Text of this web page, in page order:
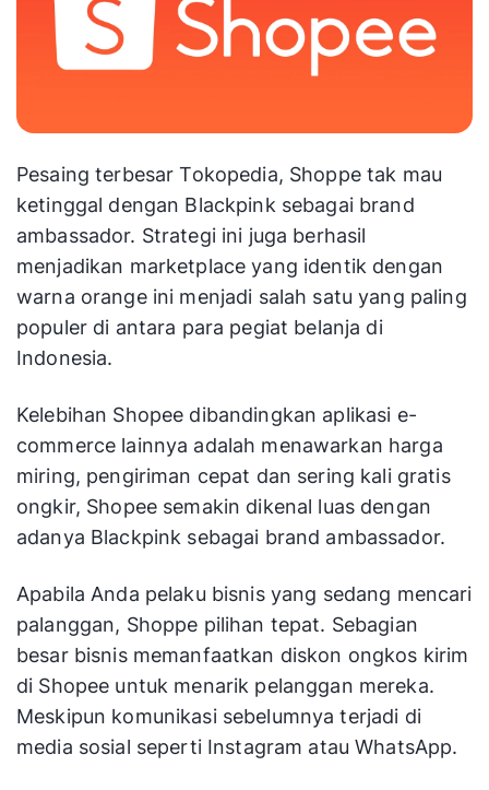
Pesaing terbesar Tokopedia, Shoppe tak mau
ketinggal dengan Blackpink sebagai brand
ambassador. Strategi ini juga berhasil
menjadikan marketplace yang identik dengan
warna orange ini menjadi salah satu yang paling
populer di antara para pegiat belanja di
Indonesia.
Kelebihan Shopee dibandingkan aplikasi e-
commerce lainnya adalah menawarkan harga
miring, pengiriman cepat dan sering kali gratis
ongkir, Shopee semakin dikenal luas dengan
adanya Blackpink sebagai brand ambassador.
Apabila Anda pelaku bisnis yang sedang mencari
palanggan, Shoppe pilihan tepat. Sebagian
besar bisnis memanfaatkan diskon ongkos kirim
di Shopee untuk menarik pelanggan mereka.
Meskipun komunikasi sebelumnya terjadi di
media sosial seperti Instagram atau WhatsApp.